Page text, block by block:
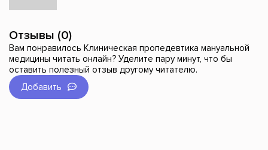
Отзывы (0)
Вам понравилось Клиническая пропедевтика мануальной
медицины читать онлайн? Уделите пару минут, что бы
оставить полезный отзыв другому читателю.
Добавить